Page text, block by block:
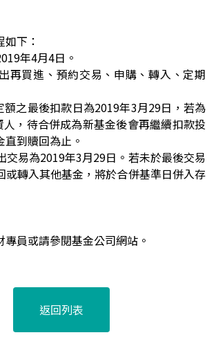
下：
年4月4日。
再買進、預約交易、申購、轉入、定期
額之最後扣款日為2019年3月29日，若為
人，待合併成為新基金後會再繼續扣款投
到贖回為止。
交易為2019年3月29日。若未於最後交易
或轉入其他基金，將於合併基準日併入存
員或請參閱基金公司網站。
返回列表